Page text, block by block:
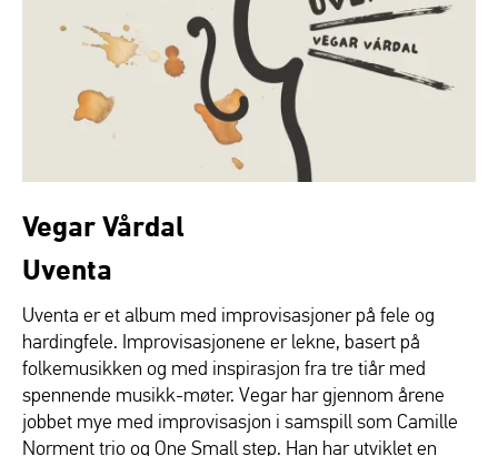
Vegar Vårdal
Uventa
Uventa er et album med improvisasjoner på fele og
hardingfele. Improvisasjonene er lekne, basert på
folkemusikken og med inspirasjon fra tre tiår med
spennende musikk-møter. Vegar har gjennom årene
jobbet mye med improvisasjon i samspill som Camille
Norment trio og One Small step. Han har utviklet en